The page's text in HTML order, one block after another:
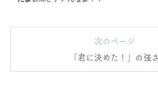
次のページ
「君に決めた！」の強さ